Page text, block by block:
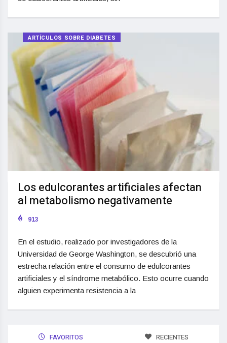
ARTÍCULOS SOBRE DIABETES
Los edulcorantes artificiales afectan
al metabolismo negativamente
913
En el estudio, realizado por investigadores de la
Universidad de George Washington, se descubrió una
estrecha relación entre el consumo de edulcorantes
artificiales y el síndrome metabólico. Esto ocurre cuando
alguien experimenta resistencia a la
FAVORITOS RECIENTES